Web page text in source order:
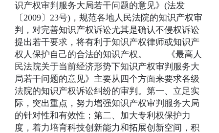
识产权审判服务大局若干问题的意见》(法发
〔2009〕23号)，规范各地人民法院的知识产权审
判，对完善知识产权诉讼尤其是确认不侵权诉讼
提出若干要求，将有利于知识产权律师或知识产
权人保护自己的合法的知识产权。 《最高人
民法院关于当前经济形势下知识产权审判服务大
局若干问题的意见》主要从四个方面来要求各级
法院的知识产权诉讼纠纷的审判。第一、立足实
际，突出重点，努力增强知识产权审判服务大局
的针对性和有效性；第二、加大专利权保护力
度，着力培育科技创新能力和拓展创新空间，积